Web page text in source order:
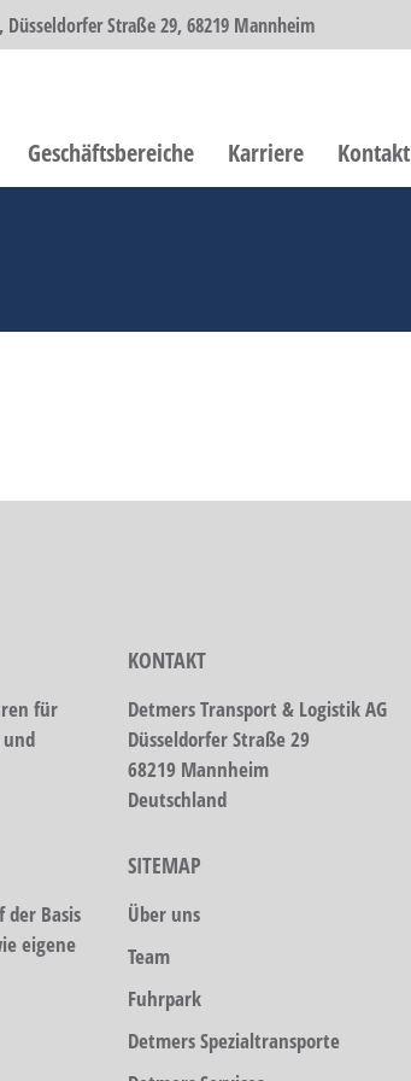
Straße 29, 68219 Mannheim
Geschäftsbereiche Karriere Kontakt
für
KONTAKT
Detmers Transport & Logistik AG
Düsseldorfer Straße 29
68219 Mannheim
Deutschland
Basis
eigene
SITEMAP
Über uns
Team
Fuhrpark
Detmers Spezialtransporte